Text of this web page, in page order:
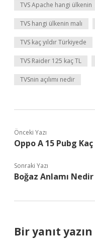
TVS Apache hangi ülkenin
TVS hangi ülkenin malı
TVS kaç yıldır Türkiyede
TVS Raider 125 kaç TL
TVSnin açılımı nedir
Önceki Yazı
Oppo A 15 Pubg Kaç
Sonraki Yazı
Boğaz Anlamı Nedir
Bir yanıt yazın